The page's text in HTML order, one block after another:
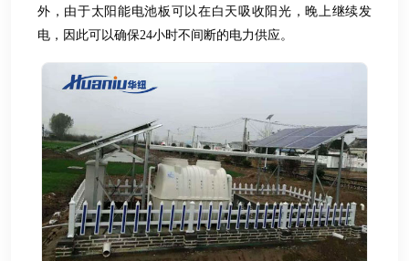
外，由于太阳能电池板可以在白天吸收阳光，晚上继续发
电，因此可以确保24小时不间断的电力供应。